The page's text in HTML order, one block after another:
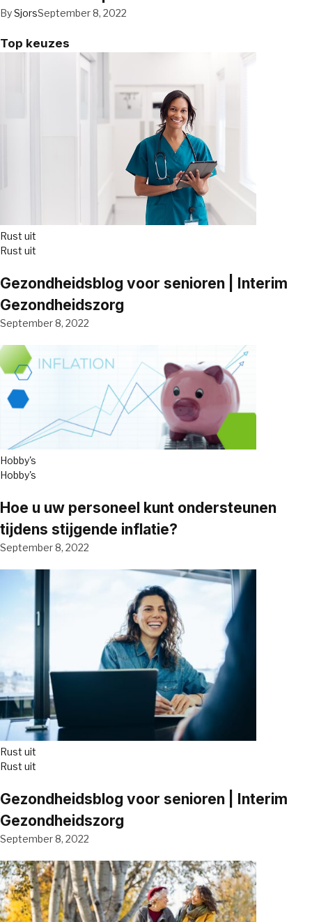
BySjorsSeptember 8, 2022
Top keuzes
Rust uit
Rust uit
Gezondheidsblog voor senioren | Interim
Gezondheidszorg
September 8, 2022
Hobby's
Hobby's
Hoe u uw personeel kunt ondersteunen
tijdens stijgende inflatie?
September 8, 2022
Rust uit
Rust uit
Gezondheidsblog voor senioren | Interim
Gezondheidszorg
September 8, 2022